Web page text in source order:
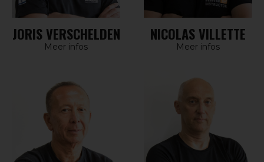
JORIS VERSCHELDEN
Meer infos
NICOLAS VILLETTE
Meer infos